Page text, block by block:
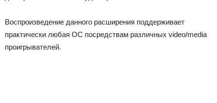
Воспроизведение данного расширения поддерживает
практически любая ОС посредствам различных video/media
проигрывателей.